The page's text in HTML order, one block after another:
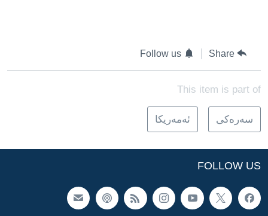
Share
Follow us
This item is part of
سه‌ره‌کی ئه‌مه‌ریکا
FOLLOW US